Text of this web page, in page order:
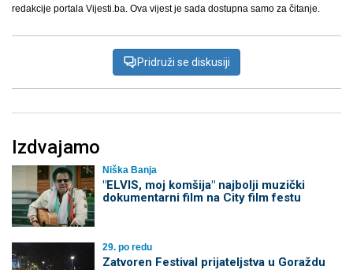
redakcije portala Vijesti.ba. Ova vijest je sada dostupna samo za čitanje.
Pridruži se diskusiji
Izdvajamo
Niška Banja
"ELVIS, moj komšija" najbolji muzički
dokumentarni film na City film festu
29. po redu
Zatvoren Festival prijateljstva u Goraždu